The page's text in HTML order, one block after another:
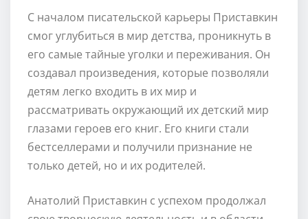
С началом писательской карьеры Приставкин
смог углубиться в мир детства, проникнуть в
его самые тайные уголки и переживания. Он
создавал произведения, которые позволяли
детям легко входить в их мир и
рассматривать окружающий их детский мир
глазами героев его книг. Его книги стали
бестселлерами и получили признание не
только детей, но и их родителей.
Анатолий Приставкин с успехом продолжал